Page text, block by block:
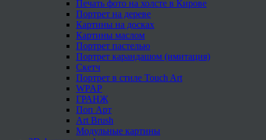
Печать фото на холсте в Кирове
Портрет на дереве
Картины на досках
Картины маслом
Портрет пастелью
Портрет карандашом (имитация)
Скетч
Портрет в стиле Touch Art
WPAP
ГРАНЖ
Поп Арт
Art Brush
Модульные картины